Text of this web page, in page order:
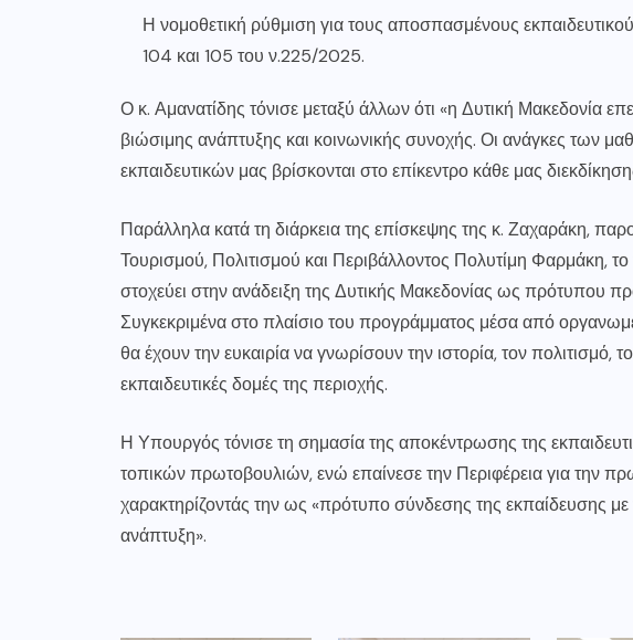
Η νομοθετική ρύθμιση για τους αποσπασμένους
104 και 105 του ν.225/2025.
Ο κ. Αμανατίδης τόνισε μεταξύ άλλων ότι «η Δυτική Μακεδονία
βιώσιμης ανάπτυξης και κοινωνικής συνοχής. Οι ανάγκες των
εκπαιδευτικών μας βρίσκονται στο επίκεντρο κάθε μας
Παράλληλα κατά τη διάρκεια της επίσκεψης της κ. Ζαχαράκη,
Τουρισμού, Πολιτισμού και Περιβάλλοντος Πολυτίμη Φαρμάκη,
στοχεύει στην ανάδειξη της Δυτικής Μακεδονίας ως πρότυπου
Συγκεκριμένα στο πλαίσιο του προγράμματος μέσα από
θα έχουν την ευκαιρία να γνωρίσουν την ιστορία, τον πολιτισμό,
εκπαιδευτικές δομές της περιοχής.
Η Υπουργός τόνισε τη σημασία της αποκέντρωσης της
τοπικών πρωτοβουλιών, ενώ επαίνεσε την Περιφέρεια για την
χαρακτηρίζοντάς την ως «πρότυπο σύνδεσης της εκπαίδευσης με
ανάπτυξη».